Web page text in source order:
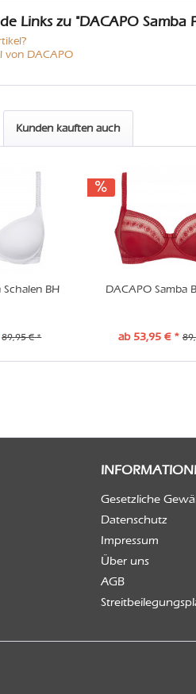
Links zu "DACAPO Samba
von DACAPO
Kunden kauften auch
Schalen BH
89,95 € *
DACAPO Samba
ab 53,95 € *
Gesetzliche
Datenschutz
Impressum
Über uns
AGB